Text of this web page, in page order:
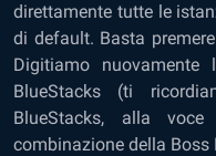
direttamente tutte le
di default. Basta
Digitiamo
BlueStacks (ti
BlueStacks, alla
combinazione della